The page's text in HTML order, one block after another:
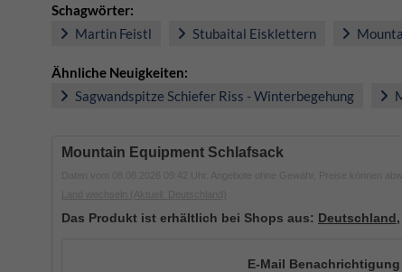
Schagwörter:
Martin Feistl
Stubaital Eisklettern
Ähnliche Neuigkeiten:
Sagwandspitze Schiefer Riss - Winterbegehung
Mountain Equipment Schlafsack
Das Produkt ist erhältlich bei Shops aus: Deutschland,
E-Mail